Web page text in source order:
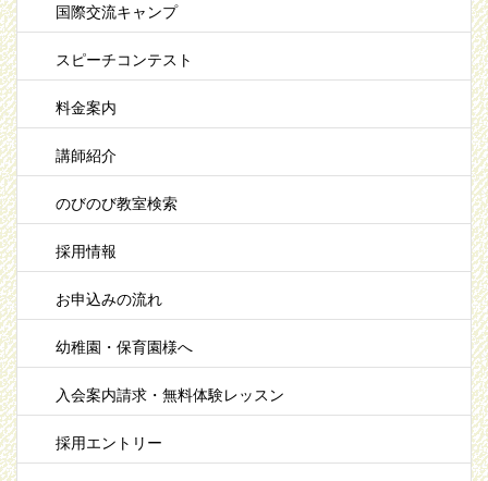
国際交流キャンプ
スピーチコンテスト
料金案内
講師紹介
のびのび教室検索
採用情報
お申込みの流れ
幼稚園・保育園様へ
入会案内請求・無料体験レッスン
採用エントリー